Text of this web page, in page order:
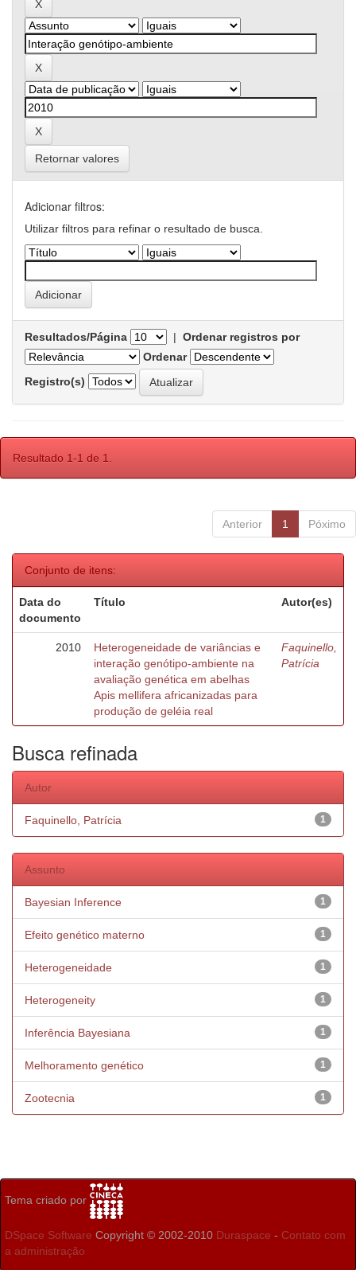
Retornar valores
Adicionar filtros:
Utilizar filtros para refinar o resultado de busca.
Resultados/Página | Ordenar registros por
Ordenar
Registro(s)
Resultado 1-1 de 1.
Anterior 1 Póximo
Conjunto de itens:
Data do
documento
Título Autor(es)
2010
Heterogeneidade de variâncias e
interação genótipo-ambiente na
avaliação genética em abelhas
Apis mellifera africanizadas para
produção de geléia real
Faquinello,
Patrícia
Busca refinada
Autor
1
Faquinello, Patrícia
Assunto
1
Bayesian Inference
1
Efeito genético materno
1
Heterogeneidade
1
Heterogeneity
1
Inferência Bayesiana
1
Melhoramento genético
1
Zootecnia
Tema criado por
DSpace Software Copyright © 2002-2010 Duraspace - Contato com
a administração